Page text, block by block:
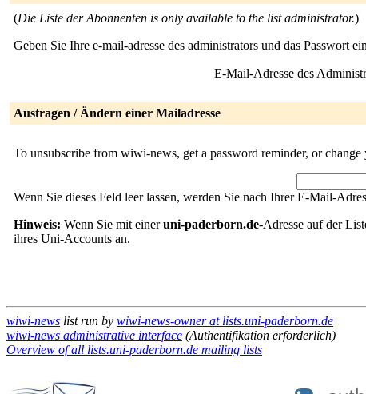
(Die Liste der Abonnenten is only available to the list administrator.)
Geben Sie Ihre e-mail-adresse des administrators und das Passwort
E-Mail-Adresse des
Austragen / Ändern einer Mailadresse
To unsubscribe from wiwi-news, get a password reminder, or
Wenn Sie dieses Feld leer lassen, werden Sie nach Ihrer E-Mail-
Hinweis: Wenn Sie mit eineruni-paderborn.de-Adresse auf der
ihres Uni-Accounts an.
wiwi-news list run by wiwi-news-owner at lists.uni-paderborn.de
wiwi-news administrative interface (Authentifikation erforderlich)
Overview of all lists.uni-paderborn.de mailing lists